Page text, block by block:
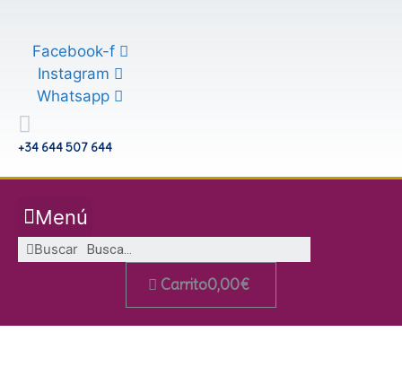
contenidoFacebook-f
Instagram
Whatsapp
+34 644 507 644
Menú
Buscar
0,00€
Carrito